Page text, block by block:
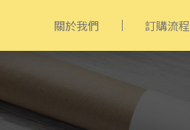
關於我們 訂購流程